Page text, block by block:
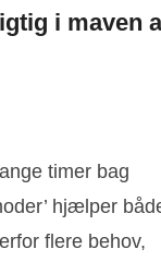
i maven
timer bag
hjælper
flere behov,